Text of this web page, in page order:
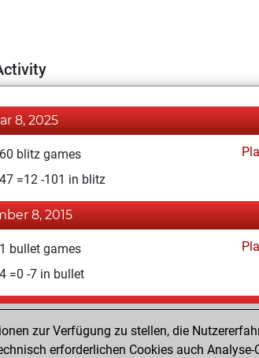
8, 2025
blitz games
=12 -101 in blitz
8, 2015
bullet games
=0 -7 in bullet
4, 2015
slow games
zur Verfügung zu stellen, die
erforderlichen Cookies auch